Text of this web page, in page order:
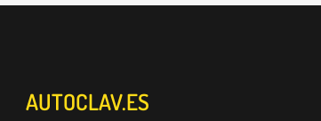
AUTOCLAV.ES